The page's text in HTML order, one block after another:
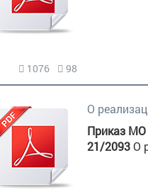
1076 98
О
Приказ МО
21/2093 О